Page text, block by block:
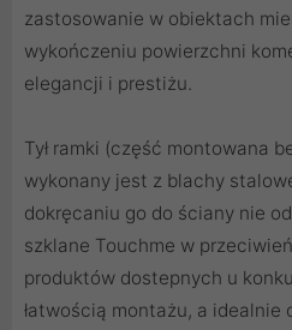
zastosowanie w obiektach
wykończeniu powierzchni
elegancji i prestiżu.
Tył ramki (część montowana
wykonany jest z blachy
dokręcaniu go do ściany nie
szklane Touchme w
produktów dostepnych u
łatwością montażu, a idealnie